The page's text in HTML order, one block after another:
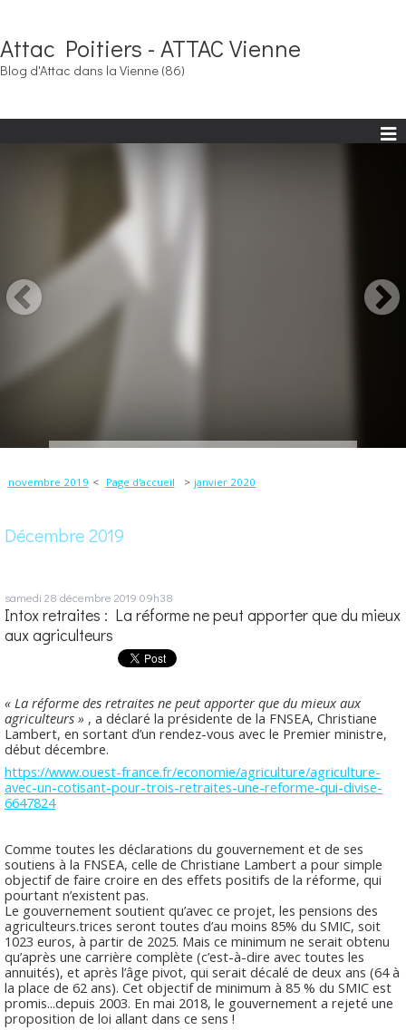
Attac Poitiers - ATTAC Vienne
Blog d'Attac dans la Vienne (86)
novembre 2019 Page d'accueil janvier 2020
Décembre 2019
samedi 28 décembre 2019 09h38
Intox retraites : La réforme ne peut apporter que du mieux
aux agriculteurs
« La réforme des retraites ne peut apporter que du mieux aux
agriculteurs » , a déclaré la présidente de la FNSEA, Christiane
Lambert, en sortant d’un rendez-vous avec le Premier ministre,
début décembre.
https://www.ouest-france.fr/economie/agriculture/agriculture-
avec-un-cotisant-pour-trois-retraites-une-reforme-qui-divise-
6647824
Comme toutes les déclarations du gouvernement et de ses
soutiens à la FNSEA, celle de Christiane Lambert a pour simple
objectif de faire croire en des effets positifs de la réforme, qui
pourtant n’existent pas.
Le gouvernement soutient qu’avec ce projet, les pensions des
agriculteurs.trices seront toutes d’au moins 85% du SMIC, soit
1023 euros, à partir de 2025. Mais ce minimum ne serait obtenu
qu’après une carrière complète (c’est-à-dire avec toutes les
annuités), et après l’âge pivot, qui serait décalé de deux ans (64 à
la place de 62 ans). Cet objectif de minimum à 85 % du SMIC est
promis...depuis 2003. En mai 2018, le gouvernement a rejeté une
proposition de loi allant dans ce sens !